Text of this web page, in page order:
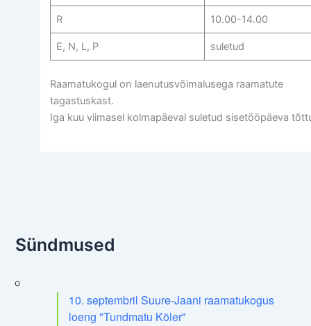
R 10.00-14.00
E, N, L, P suletud
Raamatukogul on laenutusvõimalusega raamatute
tagastuskast.
Iga kuu viimasel kolmapäeval suletud sisetööpäeva
Sündmused
10. septembril Suure-Jaani raamatukogus
loeng "Tundmatu Köler"